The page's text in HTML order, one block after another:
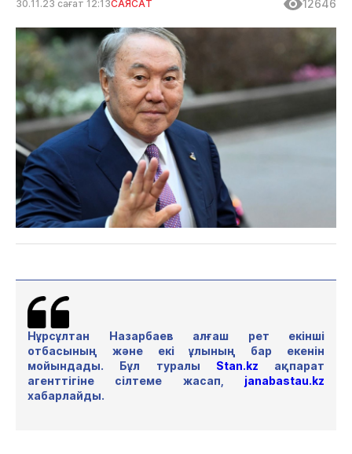
30.11.23 сағат 12:13САЯСАТ 12646
Нұрсұлтан Назарбаев алғаш рет екінші
отбасының және екі ұлының бар екенін
мойындады. Бұл туралы Stan.kz ақпарат
агенттігіне сілтеме жасап, janabastau.kz
хабарлайды.